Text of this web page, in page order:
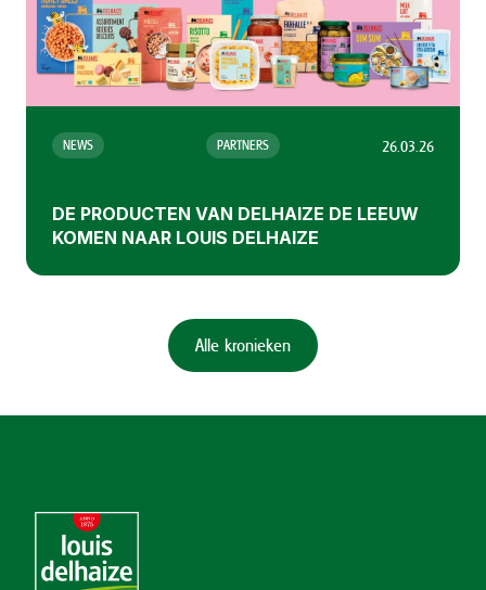
NEWS PARTNERS 26.03.26
DE PRODUCTEN VAN DELHAIZE DE LEEUW
KOMEN NAAR LOUIS DELHAIZE
Alle kronieken